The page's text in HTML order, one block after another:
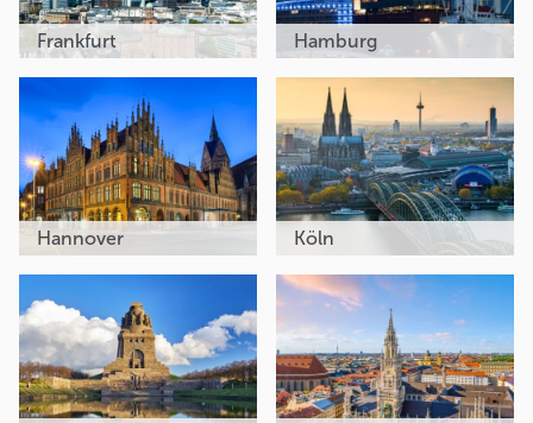
Frankfurt Hamburg
Hannover Köln